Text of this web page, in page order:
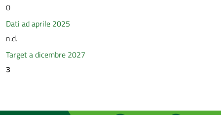
0
Dati ad aprile 2025
n.d.
Target a dicembre 2027
3